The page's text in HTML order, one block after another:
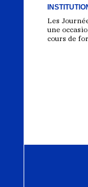
Les
une
cours de